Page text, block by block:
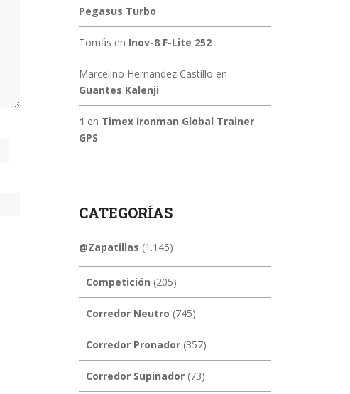
Pegasus Turbo
Tomás en Inov-8 F-Lite 252
Marcelino Hernandez Castillo en
Guantes Kalenji
1 en Timex Ironman Global Trainer
GPS
CATEGORÍAS
@Zapatillas (1.145)
Competición (205)
Corredor Neutro (745)
Corredor Pronador(357)
Corredor Supinador(73)